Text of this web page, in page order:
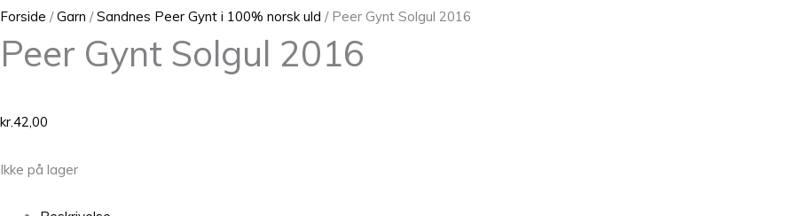
Forside /Garn /Sandnes Peer Gynt i 100% norsk uld / Peer Gynt Solgul 2016
Peer Gynt Solgul 2016
kr.42,00
Ikke på lager